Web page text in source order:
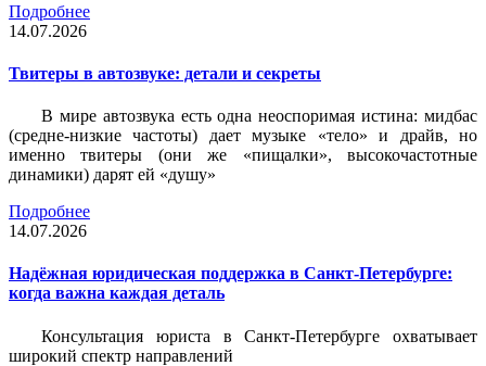
Подробнее
14.07.2026
Твитеры в автозвуке: детали и секреты
В мире автозвука есть одна неоспоримая истина: мидбас
(средне-низкие частоты) дает музыке «тело» и драйв, но
именно твитеры (они же «пищалки», высокочастотные
динамики) дарят ей «душу»
Подробнее
14.07.2026
Надёжная юридическая поддержка в Санкт-Петербурге:
когда важна каждая деталь
Консультация юриста в Санкт-Петербурге охватывает
широкий спектр направлений